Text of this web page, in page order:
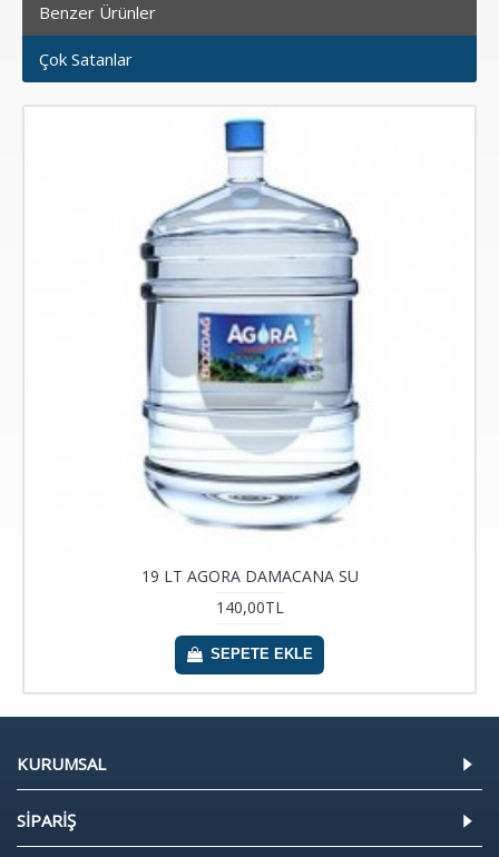
Benzer Ürünler
Çok Satanlar
19 LT AGORA DAMACANA SU
140,00TL
SEPETE EKLE
KURUMSAL
SİPARİŞ